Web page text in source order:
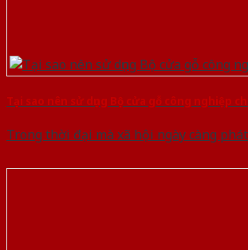
Tại sao nên sử dụng Bộ cửa gỗ công nghiệp
Trong thời đại mà xã hội ngày càng